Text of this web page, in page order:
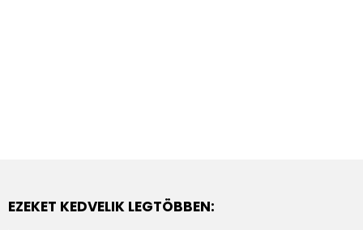
EZEKET KEDVELIK LEGTÖBBEN: